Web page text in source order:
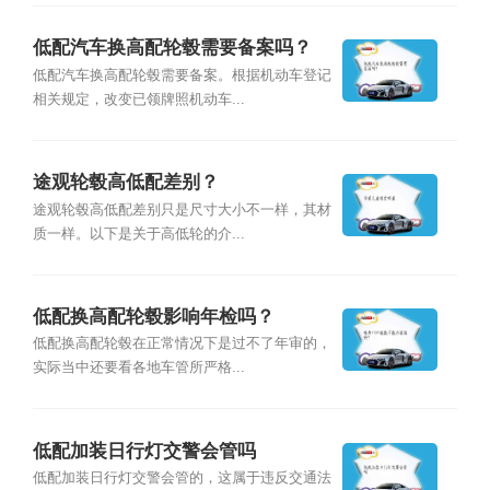
低配汽车换高配轮毂需要备案吗？
低配汽车换高配轮毂需要备案。根据机动车登记
相关规定，改变已领牌照机动车...
途观轮毂高低配差别？
途观轮毂高低配差别只是尺寸大小不一样，其材
质一样。以下是关于高低轮的介...
低配换高配轮毂影响年检吗？
低配换高配轮毂在正常情况下是过不了年审的，
实际当中还要看各地车管所严格...
低配加装日行灯交警会管吗
低配加装日行灯交警会管的，这属于违反交通法